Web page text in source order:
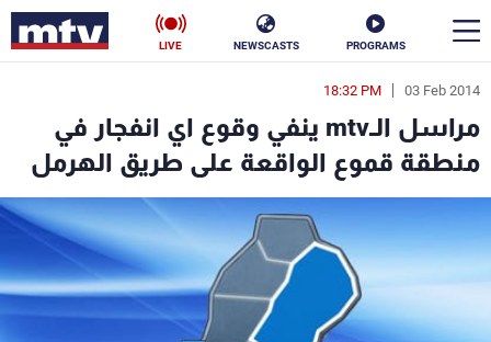
PROGRAMS
NEWSCASTS
LIVE
03 Feb 2014
18:32 PM
مراسل الـmtv ينفي وقوع اي انفجار في
منطقة قموع الواقعة على طريق الهرمل
en
الأخبار
سياسة ناس
إقتصاد فن
رياضة